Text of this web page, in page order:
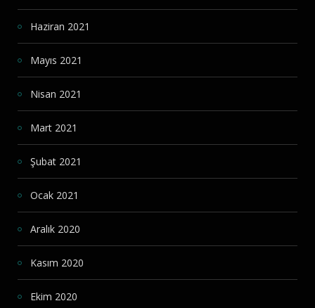
Haziran 2021
Mayıs 2021
Nisan 2021
Mart 2021
Şubat 2021
Ocak 2021
Aralık 2020
Kasım 2020
Ekim 2020